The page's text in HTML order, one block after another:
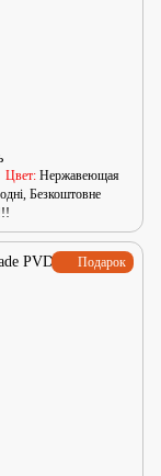
Цвет Нержавеющая
Безкоштовне
Подарок